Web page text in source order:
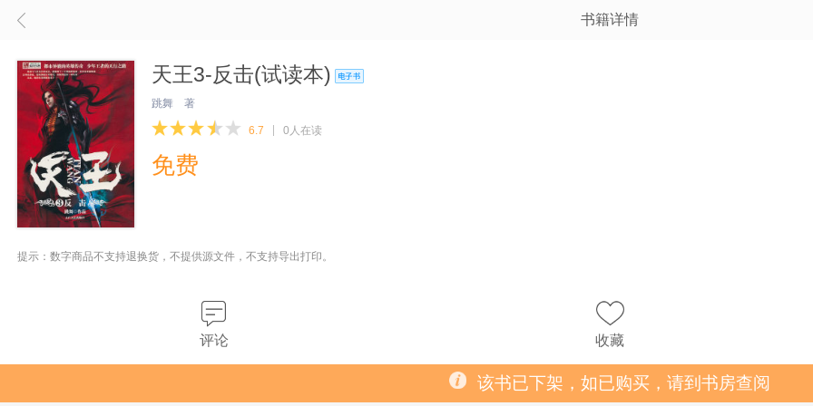
书籍详情
天王3-反击(试读本)
跳舞 著
6.7 0人在读
免费
提示：数字商品不支持退换货，不提供源文件，不支持导出打印。
评论 收藏
该书已下架，如已购买，请到书房查阅